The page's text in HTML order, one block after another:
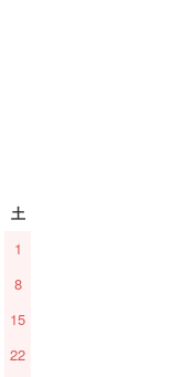
土
1
8
15
22